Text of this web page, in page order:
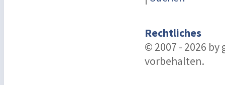
Rechtliches
© 2007 - 2026
vorbehalten.